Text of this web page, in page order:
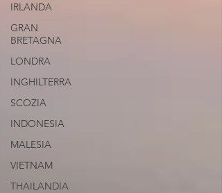
IRLANDA
GRAN
BRETAGNA
LONDRA
INGHILTERRA
SCOZIA
INDONESIA
MALESIA
VIETNAM
THAILANDIA